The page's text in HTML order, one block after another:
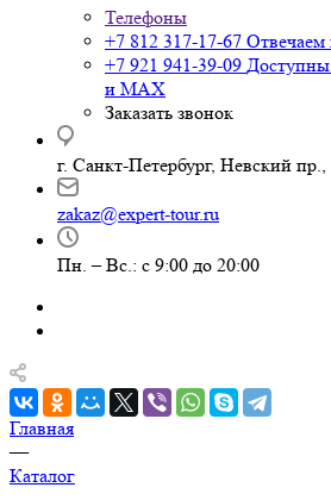
Телефоны
+7 812 317-17-67 Отвечаем
+7 921 941-39-09 Доступны
и MAX
Заказать звонок
г. Санкт-Петербург, Невский
zakaz@expert-tour.ru
Пн. – Вс.: с 9:00 до 20:00
Главная
—
Каталог